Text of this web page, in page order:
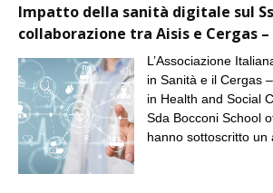
Impatto della sanità digitale sul
collaborazione tra Aisis e Cergas –
L’Associazione
in Sanità e il Cergas
in Health and Social
Sda Bocconi School
hanno sottoscritto un